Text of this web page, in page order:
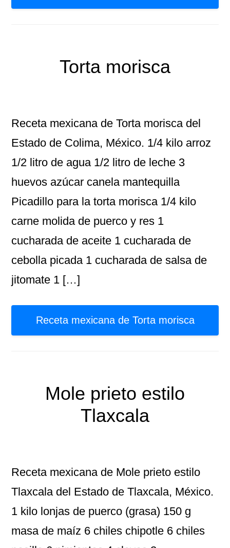
Torta morisca
Receta mexicana de Torta morisca del
Estado de Colima, México. 1/4 kilo arroz
1/2 litro de agua 1/2 litro de leche 3
huevos azúcar canela mantequilla
Picadillo para la torta morisca 1/4 kilo
carne molida de puerco y res 1
cucharada de aceite 1 cucharada de
cebolla picada 1 cucharada de salsa de
jitomate 1 […]
Receta mexicana de Torta morisca
Mole prieto estilo
Tlaxcala
Receta mexicana de Mole prieto estilo
Tlaxcala del Estado de Tlaxcala, México.
1 kilo lonjas de puerco (grasa) 150 g
masa de maíz 6 chiles chipotle 6 chiles